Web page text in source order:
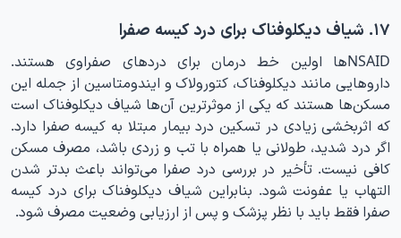
۱۷. شیاف دیکلوفناک برای درد کیسه صفرا
NSAID‌ها اولین خط درمان برای دردهای صفراوی هستند.
داروهایی مانند دیکلوفناک، کتورولاک و ایندومتاسین از جمله این
مسکن‌ها هستند که یکی از موثرترین آن‌ها شیاف دیکلوفناک است
که اثربخشی زیادی در تسکین درد بیمار مبتلا به کیسه صفرا دارد.
اگر درد شدید، طولانی یا همراه با تب و زردی باشد، مصرف مسکن
کافی نیست. تأخیر در بررسی درد صفرا می‌تواند باعث بدتر شدن
التهاب یا عفونت شود. بنابراین شیاف دیکلوفناک برای درد کیسه
صفرا فقط باید با نظر پزشک و پس از ارزیابی وضعیت مصرف شود.